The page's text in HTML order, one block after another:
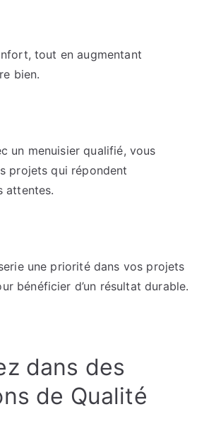
tout en augmentant
bien.
un menuisier qualifié, vous
projets qui répondent
attentes.
une priorité dans vos projets
bénéficier d’un résultat durable.
dans des
de Qualité